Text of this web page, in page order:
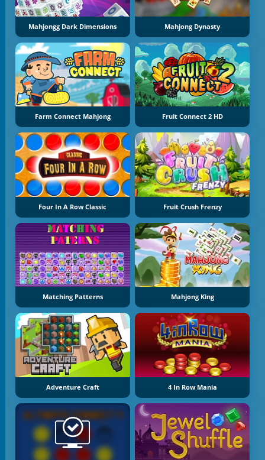
Mahjongg Dark Dimensions Mahjong Dynasty
Farm Connect Mahjong Fruit Connect 2 HD
Four In A Row Classic Fruit Crush Frenzy
Matching Patterns Mahjong King
Adventure Craft 4 In Row Mania